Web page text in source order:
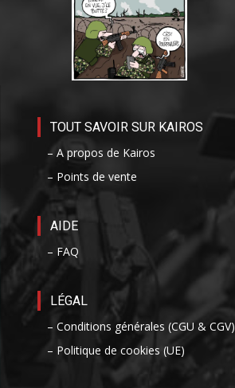
TOUT SAVOIR SUR KAIROS
– A propos de Kairos
– Points de vente
AIDE
– FAQ
LÉGAL
– Conditions générales (CGU & CGV)
– Politique de cookies (UE)